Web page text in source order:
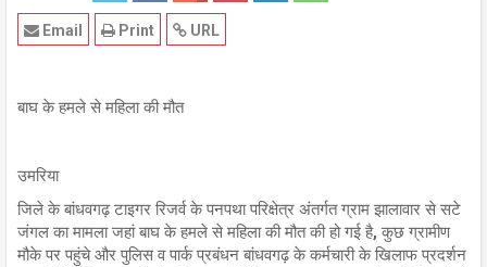
URL
Print
Email
बाघ के हमले से महिला की मौत
उमरिया
जिले के बांधवगढ़ टाइगर रिजर्व के पनपथा परिक्षेत्र अंतर्गत ग्राम झालावार से सटे
जंगल का मामला जहां बाघ के हमले से महिला की मौत की हो गई है, कुछ ग्रामीण
मौके पर पहुंचे और पुलिस व पार्क प्रबंधन बांधवगढ़ के कर्मचारी के खिलाफ प्रदर्शन